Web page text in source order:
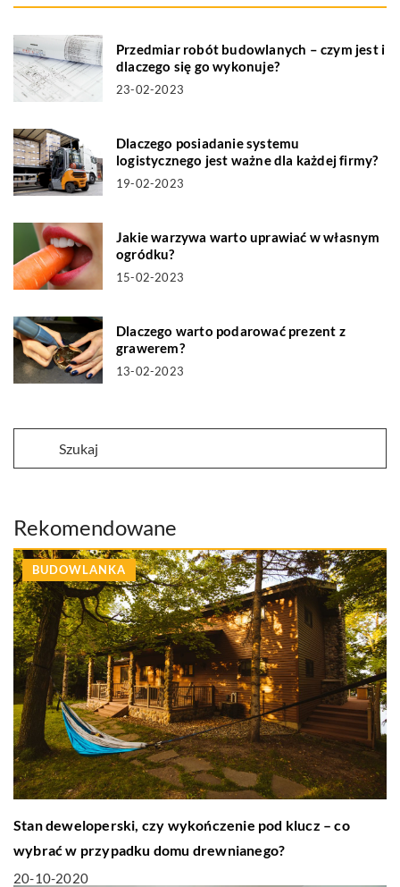
Przedmiar robót budowlanych – czym jest i
dlaczego się go wykonuje?
23-02-2023
Dlaczego posiadanie systemu
logistycznego jest ważne dla każdej firmy?
19-02-2023
Jakie warzywa warto uprawiać w własnym
ogródku?
15-02-2023
Dlaczego warto podarować prezent z
grawerem?
13-02-2023
Rekomendowane
BUDOWLANKA
Stan deweloperski, czy wykończenie pod klucz – co
wybrać w przypadku domu drewnianego?
20-10-2020